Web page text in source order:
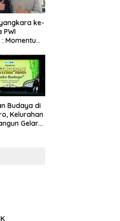
ke-
PWI
Momentum
Publik
Budaya di
Kelurahan
Gelar